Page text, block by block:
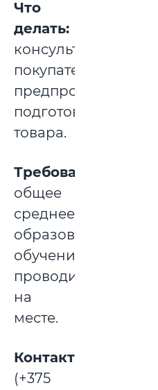
Что
делать:
консультирование
покупателя,
предпродажная
подготовка
товара.
Требования:
общее
среднее
образование,
обучение
проводится
на
месте.
Контакты:
(+375